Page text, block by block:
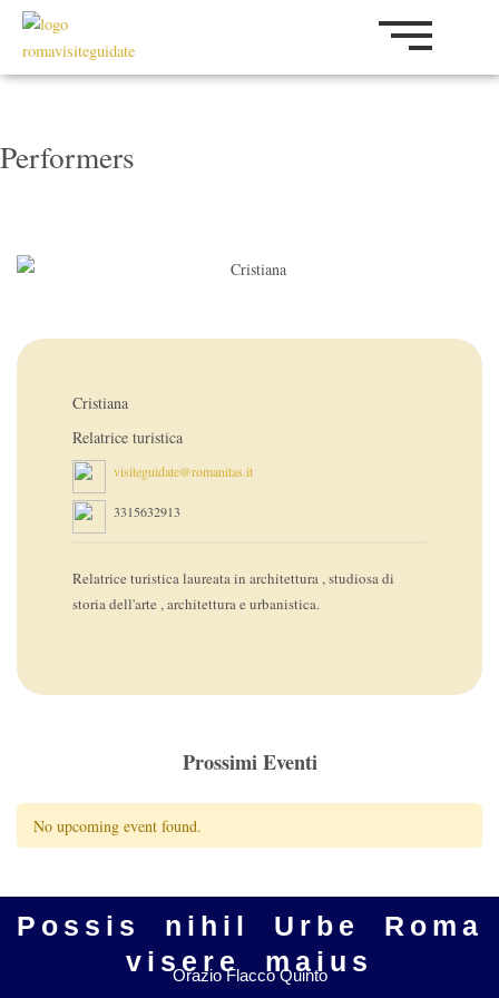
Performers
Cristiana
Relatrice turistica
visiteguidate@romanitas.it
3315632913
Relatrice turistica laureata in architettura , studiosa di
storia dell'arte , architettura e urbanistica.
Prossimi Eventi
No upcoming event found.
Possis nihil Urbe Roma
visere maius
Orazio Flacco Quinto